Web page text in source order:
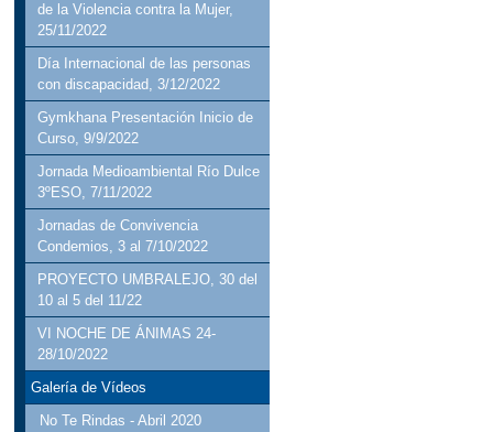
de la Violencia contra la Mujer,
25/11/2022
Día Internacional de las personas
con discapacidad, 3/12/2022
Gymkhana Presentación Inicio de
Curso, 9/9/2022
Jornada Medioambiental Río Dulce
3ºESO, 7/11/2022
Jornadas de Convivencia
Condemios, 3 al 7/10/2022
PROYECTO UMBRALEJO, 30 del
10 al 5 del 11/22
VI NOCHE DE ÁNIMAS 24-
28/10/2022
Galería de Vídeos
No Te Rindas - Abril 2020